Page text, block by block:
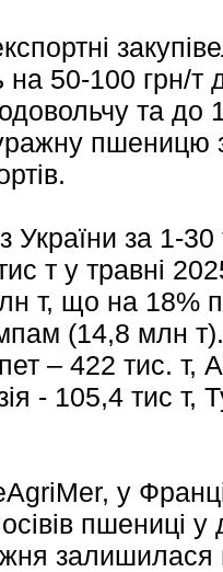
на 50-100 грн/
та до
пшеницю
України за 1-
т у травні
т, що на 18%
(14,8 млн
– 422 тис.
- 105,4 тис т,
у
пшениці
залишилася